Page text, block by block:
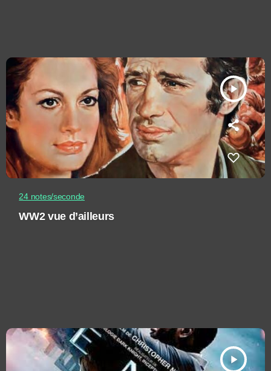
play_arrow
24 notes/seconde
WW2 vue d’ailleurs
play_arrow